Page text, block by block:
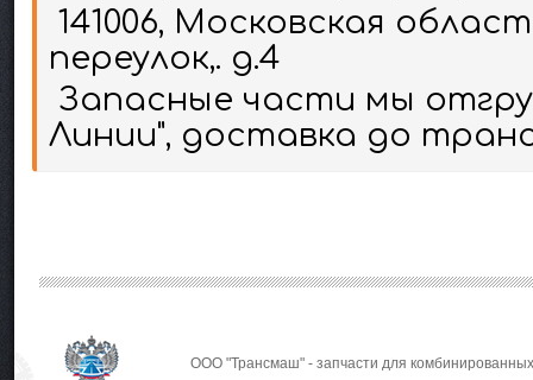
141006, Московская
переулок,. д.4
Запасные части мы
Линии", доставка до
ООО "Трансмаш" - запчасти для